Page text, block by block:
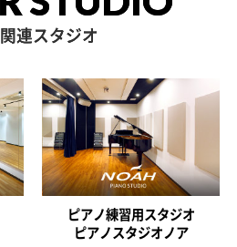
連スタジオ
ピアノ練習用スタジオ
ピアノスタジオノア